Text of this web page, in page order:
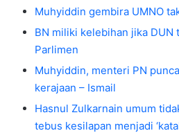
Muhyiddin gembira UMNO
BN miliki kelebihan jika
Parlimen
Muhyiddin, menteri PN
kerajaan – Ismail
Hasnul Zulkarnain umum
tebus kesilapan menjadi